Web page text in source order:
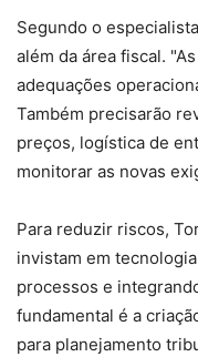
Segundo o
além da área fiscal.
adequações
Também precisarão
preços, logística de
monitorar as novas
Para reduzir riscos,
invistam em
processos e
fundamental é a
para planejamento